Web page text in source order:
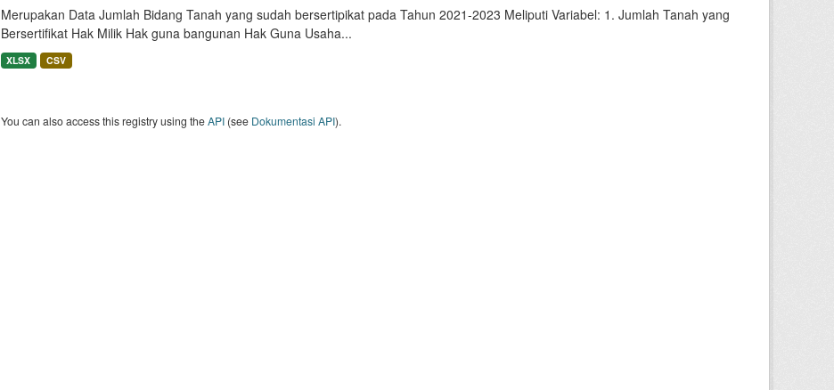
Merupakan Data Jumlah Bidang Tanah yang sudah bersertipikat pada Tahun 2021-2023 Meliputi Variabel: 1. Jumlah Tanah yang
Bersertifikat Hak Milik Hak guna bangunan Hak Guna Usaha...
XLSX CSV
You can also access this registry using theAPI(see Dokumentasi API).